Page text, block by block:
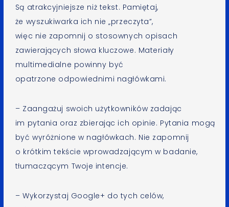
Są atrakcyjniejsze niż tekst. Pamiętaj,
że wyszukiwarka ich nie „przeczyta”,
więc nie zapomnij o stosownych opisach
zawierających słowa kluczowe. Materiały
multimedialne powinny być
opatrzone odpowiednimi nagłówkami.
– Zaangażuj swoich użytkowników zadając
im pytania oraz zbierając ich opinie. Pytania mogą
być wyróżnione w nagłówkach. Nie zapomnij
o krótkim tekście wprowadzającym w badanie,
tłumaczącym Twoje intencje.
– Wykorzystaj Google+ do tych celów,